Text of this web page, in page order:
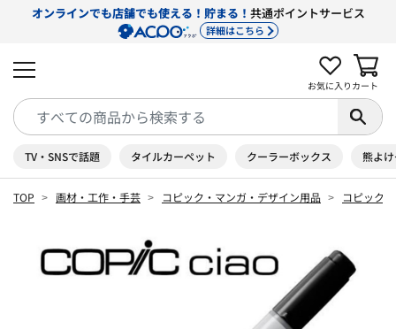
オンラインでも店舗でも使える！貯まる！ 共通ポイントサービス
詳細はこちら
お気に入り カート
TV・SNSで話題 タイルカーペット クーラーボックス 熊よ
TOP 画材・工作・手芸 コピック・マンガ・デザイン用品 コピック